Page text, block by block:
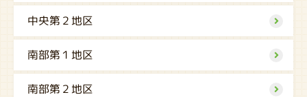
中央第２地区
南部第１地区
南部第２地区